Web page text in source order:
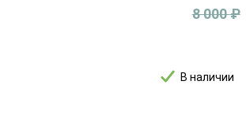
В наличии
8 000₽